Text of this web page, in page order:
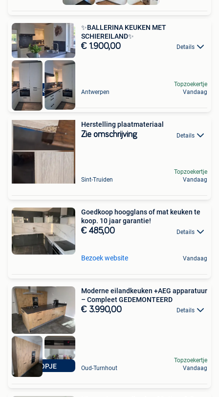
Zo goed als nieuw
✨BALLERINA KEUKEN MET
SCHIEREILAND✨
€ 1.900,00 Details
Antwerpen
Topzoekertje
Vandaag
Herstelling plaatmateriaal
Zie omschrijving Details
Sint-Truiden
Topzoekertje
Vandaag
Goedkoop hoogglans of mat keuken te
koop. 10 jaar garantie!
€ 485,00 Details
Bezoek website Vandaag
KOOPJE
Moderne eilandkeuken +AEG apparatuur
– Compleet GEDEMONTEERD
€ 3.990,00 Details
Oud-Turnhout
Topzoekertje
Vandaag